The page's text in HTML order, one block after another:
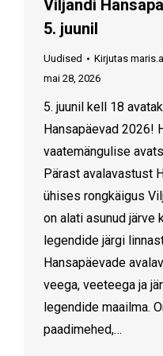
Viljandi
5. juunil
Uudised Kirjutas
mai 28, 2026
5. juunil kell 18
Hansapäevad 2026!
vaatemängulise
Pärast avalavastust
ühises rongkäigus
on alati asunud järve
legendide järgi
Hansapäevade
veega, veeteega ja
legendide maailma.
paadimehed,…